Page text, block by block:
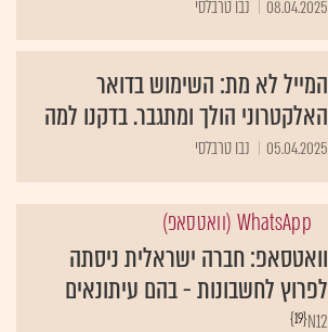
האלקטרוני הולך ומתגבר. בדקנו למה
05.04.2025 נבו טרבלסי
וואטסאפ: חברה ישראלית ניסתה
לפרוץ לחשבונות - בהם עיתונאים
{19}N12